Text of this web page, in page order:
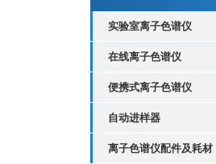
实验室离子色谱仪
在线离子色谱仪
便携式离子色谱仪
自动进样器
离子色谱仪配件及耗材